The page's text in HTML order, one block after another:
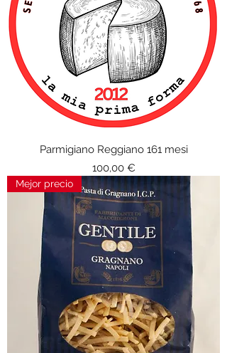
Parmigiano Reggiano 161 mesi
Precio
100,00 €
Mejor precio